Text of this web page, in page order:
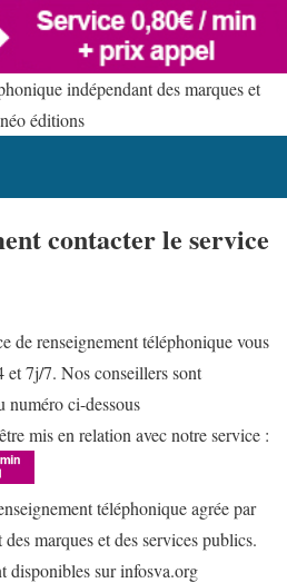
indépendant des marques et
éditions
contacter le service
de renseignement téléphonique vous
et 7j/7. Nos conseillers sont
numéro ci-dessous
mis en relation avec notre service :
téléphonique agrée par
marques et des services publics.
disponibles sur infosva.org